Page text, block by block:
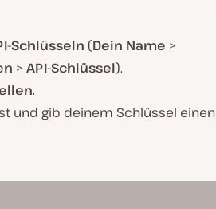
Schlüsseln (Dein Name >
>API-Schlüssel).
.
und gib deinem Schlüssel einen